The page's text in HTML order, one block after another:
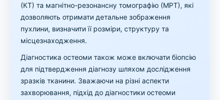
(КТ) та магнітно-резонансну томографію (МРТ), які
дозволяють отримати детальне зображення
пухлини, визначити її розміри, структуру та
місцезнаходження.
Діагностика остеоми також може включати біопсію
для підтвердження діагнозу шляхом дослідження
зразків тканини. Зважаючи на різні аспекти
захворювання, підхід до діагностики остеоми